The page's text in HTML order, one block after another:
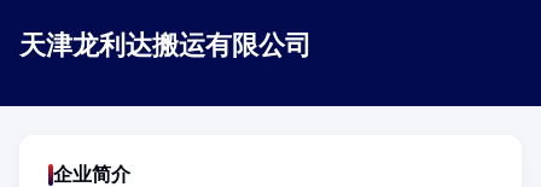
天津龙利达搬运有限公司
企业简介